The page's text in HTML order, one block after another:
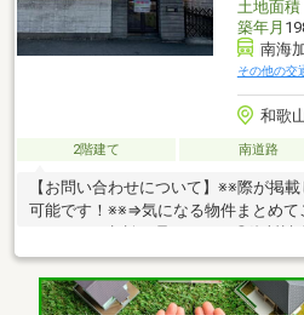
土地面積
築年月
南海
その他の交
和歌
2階建て 南道路
【お問い合わせについて】※※際が掲
可能です！※※⇒気になる物件まとめて
せは24時間受付中♪◎18時以降のご見
応・女性スタッフ対応も可能♪詳細資
頼はお気軽に「お電話」または「資料